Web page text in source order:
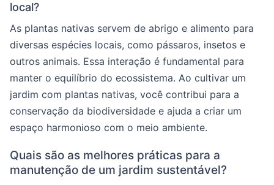
local?
As plantas nativas servem de abrigo e alimento para
diversas espécies locais, como pássaros, insetos e
outros animais. Essa interação é fundamental para
manter o equilíbrio do ecossistema. Ao cultivar um
jardim com plantas nativas, você contribui para a
conservação da biodiversidade e ajuda a criar um
espaço harmonioso com o meio ambiente.
Quais são as melhores práticas para a
manutenção de um jardim sustentável?